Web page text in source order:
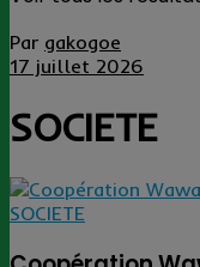
Par gakogoe
17 juillet 2026
SOCIETE
SOCIETE